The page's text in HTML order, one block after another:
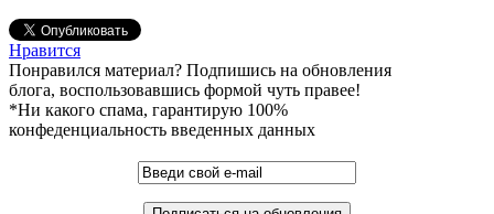
Нравится
Понравился материал? Подпишись на обновления
блога, воспользовавшись формой чуть правее!
*Ни какого спама, гарантирую 100%
конфеденциальность введенных данных